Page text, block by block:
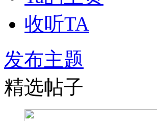
收听TA
发布主题
精选帖子